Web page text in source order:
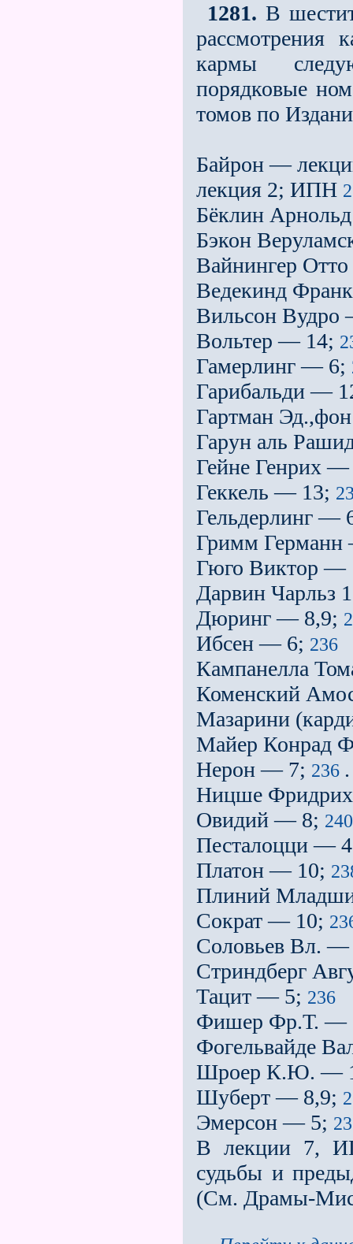
1281. В
рассмотрения
кармы
порядковые
томов по
Байрон —
лекция 2; ИПН
Бёклин
Бэкон
Вайнингер
Ведекинд
Вильсон Вудро
Вольтер — 14;
Гамерлинг — 6;
Гарибальди —
Гартман
Гарун аль
Гейне Генрих
Геккель — 13;
Гельдерлинг —
Гримм
Гюго Виктор —
Дарвин Чарльз
Дюринг — 8,9;
Ибсен — 6; 236
Кампанелла
Коменский
Мазарини
Майер Конрад
Нерон — 7; 236 .
Ницше
Овидий — 8; 240
Песталоцци —
Платон — 10;
Плиний
Сократ — 10;
Соловьев Вл.
Стриндберг
Тацит — 5; 236
Фишер Фр.Т. —
Фогельвайде
Шроер К.Ю. —
Шуберт — 8,9;
Эмерсон — 5;
В лекции 7,
судьбы и
(См. Драмы­-